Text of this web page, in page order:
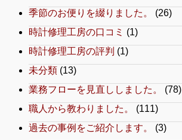
季節のお便りを綴りました。
(26)
時計修理工房の口コミ (1)
時計修理工房の評判 (1)
未分類 (13)
業務フローを見直ししました。
(78)
職人から教わりました。
(111)
過去の事例をご紹介します。
(3)